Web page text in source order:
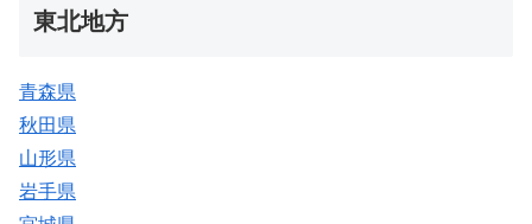
東北地方
青森県
秋田県
山形県
岩手県